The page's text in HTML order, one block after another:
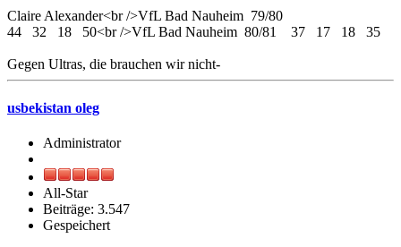
Claire Alexander<br />VfL Bad Nauheim 79/80
44 32 18 50<br />VfL Bad Nauheim 80/81 37 17 18 35
Gegen Ultras, die brauchen wir nicht-
usbekistan oleg
Administrator
All-Star
Beiträge: 3.547
Gespeichert